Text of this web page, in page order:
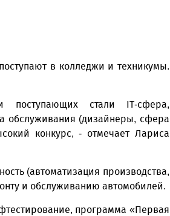
в колледжи и техникумы.
стали IT-сфера,
обслуживания (дизайнеры, сфера
конкурс, - отмечает Лариса
(автоматизация производства,
и обслуживанию автомобилей.
программа «Первая